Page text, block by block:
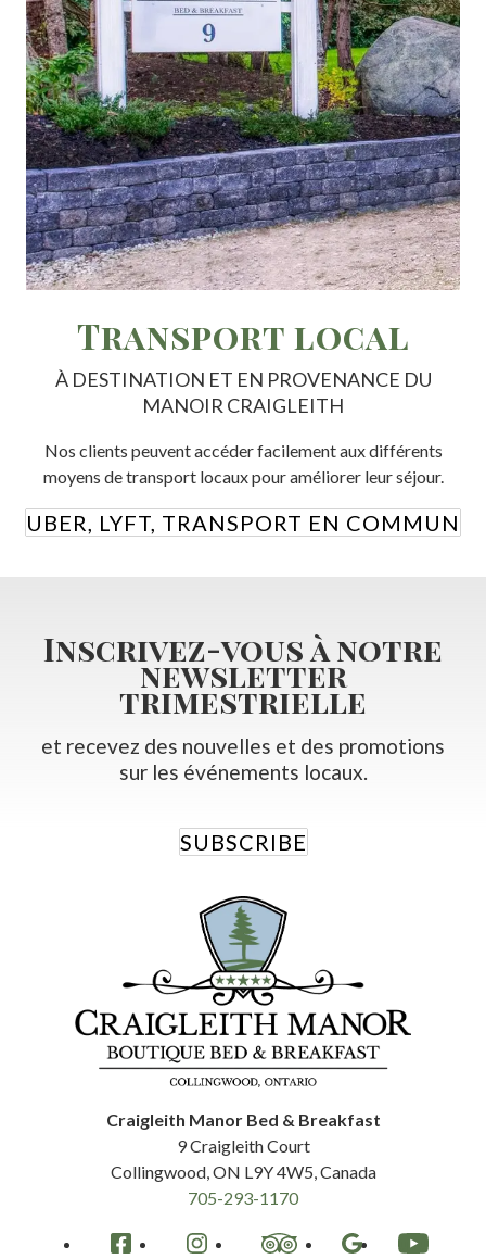
Transport local
À DESTINATION ET EN PROVENANCE DU
MANOIR CRAIGLEITH
Nos clients peuvent accéder facilement aux différents
moyens de transport locaux pour améliorer leur séjour.
UBER, LYFT, TRANSPORT EN COMMUN
Craigleith Manor Bed & Breakfast
9 Craigleith Court
Collingwood,ON L9Y 4W5,Canada
705-293-1170
Inscrivez-vous à notre
newsletter
trimestrielle
et recevez des nouvelles et des promotions
sur les événements locaux.
SUBSCRIBE
Facebook Instagram TripAdvisor Google YouTube